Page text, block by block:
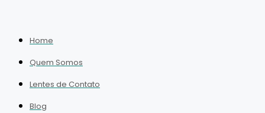
Home
Quem Somos
Lentes de Contato
Blog